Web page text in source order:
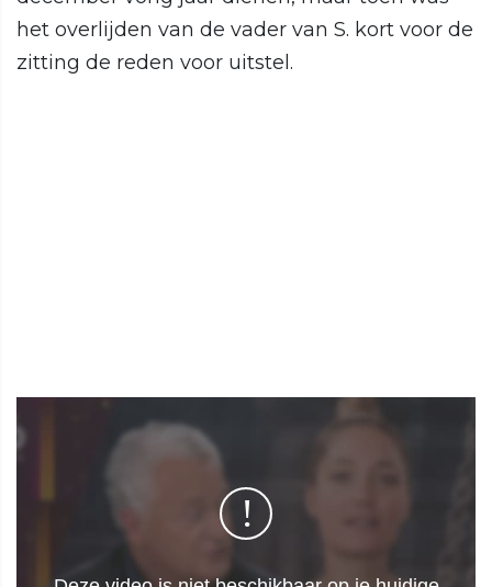
het overlijden van de vader van S. kort voor de
zitting de reden voor uitstel.